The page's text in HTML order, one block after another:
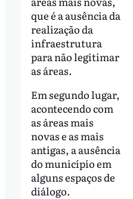
que é a ausência da
realização da
infraestrutura
para não legitimar
as áreas.
Em segundo lugar,
acontecendo com
as áreas mais
novas e as mais
antigas, a ausência
do município em
alguns espaços de
diálogo.